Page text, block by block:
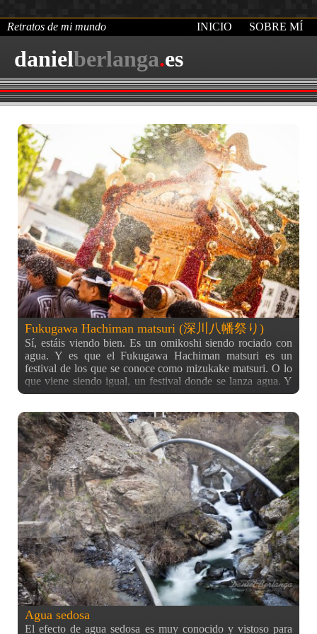
danielberlanga.es
Retratos de mi mundo INICIO SOBRE MÍ
Fukugawa Hachiman matsuri (深川八幡祭り)
Sí, estáis viendo bien. Es un omikoshi siendo rociado con
agua. Y es que el Fukugawa Hachiman matsuri es un
festival de los que se conoce como mizukake matsuri. O lo
que viene siendo igual, un festival donde se lanza agua. Y
ya os adelanto, que es uno de los más divertidos en el que
festival) de la foto, el matsuri se celebra en el santuario
shintoista Tomioka Hachiman (富岡, escrito de derecha a
izquierda). De ahí que quisiese presentar este lugar en mi
entrada anterior ;) Además de las diversiones que conllevan
los típicos festivales (ir en kimonos, puestos alrededor del
templo/santuario, etc.) este festival incluye
varias procesiones de mikoshis (tronos portables) que llegan
a ser de unas 2 o 3 horas en un recorrido prefijado por las
calles cercanas al templo. Las fotos que estáis viendo
corresponden a un kage matsuri (festival sombra, en sentido
figurado), significando que «no era el de verdad«. Y es que
cada 3 años es cuando se hace grande de verdad, con más
de incluso 50 mikoshis paseando, según me comentaron los
del lugar. El año que viene (2017) toca uno de estos, y ya
tengo decidido ir si la agenda
Agua sedosa
El efecto de agua sedosa es muy conocido y vistoso para